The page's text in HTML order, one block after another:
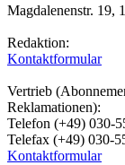
Magdalenenstr. 19,
Redaktion:
Kontaktformular
Vertrieb
Reklamationen):
Telefon (+49) 030-
Telefax (+49) 030-
Kontaktformular